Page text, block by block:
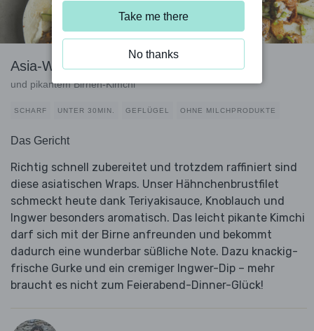
Asia-Wraps mit Teriyaki-Hähnchen
und pikantem Birnen-Kimchi
SCHARF UNTER 30MIN. GEFLÜGEL OHNE MILCHPRODUKTE
Das Gericht
Richtig schnell zubereitet und trotzdem raffiniert sind
diese asiatischen Wraps. Unser Hähnchenbrustfilet
schmeckt heute dank Teriyakisauce, Knoblauch und
Ingwer besonders aromatisch. Das leicht pikante Kimchi
darf sich mit der Birne anfreunden und bekommt
dadurch eine wunderbar süßliche Note. Dazu knackig-
frische Gurke und ein cremiger Ingwer-Dip – mehr
braucht es nicht zum Feierabend-Dinner-Glück!
Take me there
No thanks